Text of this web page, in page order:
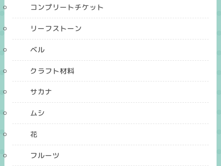
コンプリートチケット
リーフストーン
ベル
クラフト材料
サカナ
ムシ
花
フルーツ